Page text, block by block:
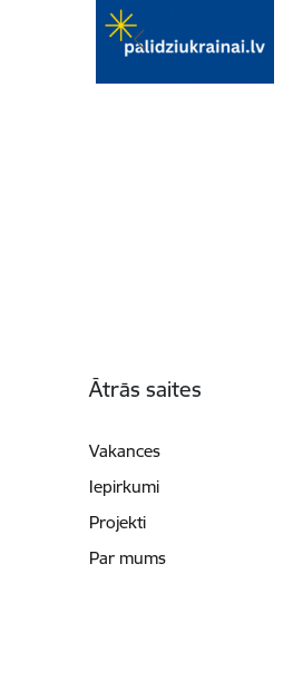
Ātrās saites
Vakances
Iepirkumi
Projekti
Par mums